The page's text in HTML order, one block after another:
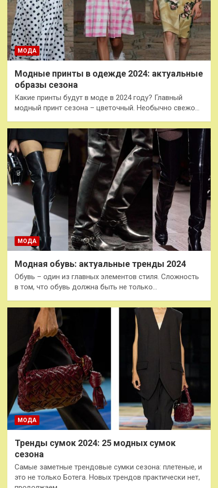
МОДА
Модные принты в одежде 2024: актуальные
образы сезона
Какие принты будут в моде в 2024 году? Главный
модный принт сезона – цветочный. Необычно свежо…
МОДА
Модная обувь: актуальные тренды 2024
Обувь – один из главных элементов стиля. Сложность
в том, что обувь должна быть не только…
МОДА
Тренды сумок 2024: 25 модных сумок
сезона
Самые заметные трендовые сумки сезона: плетеные, и
это не только Ботега. Новых трендов практически нет,